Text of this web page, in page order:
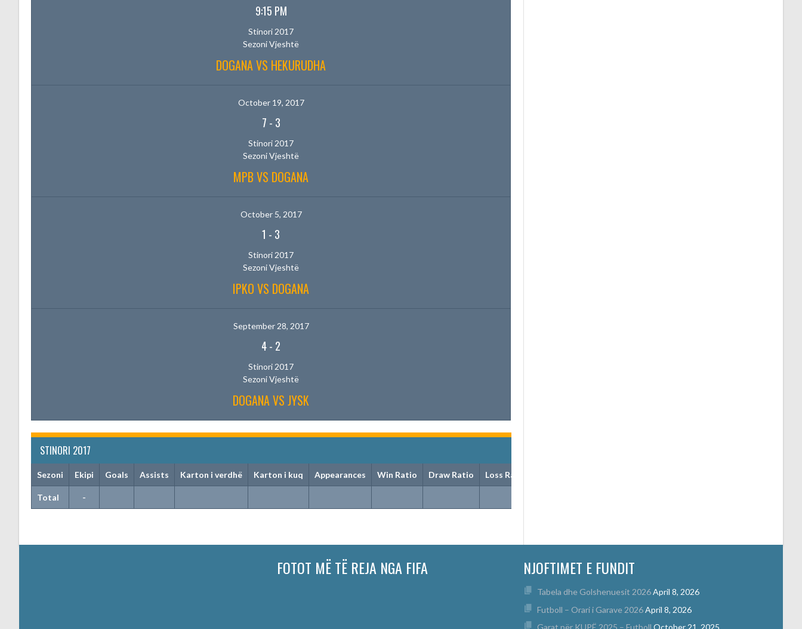
9:15 PM
Stinori 2017
Sezoni Vjeshtë
DOGANA VS HEKURUDHA
October 19, 2017
7 - 3
Stinori 2017
Sezoni Vjeshtë
MPB VS DOGANA
October 5, 2017
1 - 3
Stinori 2017
Sezoni Vjeshtë
IPKO VS DOGANA
September 28, 2017
4- 2
Stinori 2017
Sezoni Vjeshtë
DOGANA VS JYSK
STINORI 2017
Sezoni Ekipi Goals Assists Karton i verdhë Karton i kuq Appearances Win Ratio Draw Ratio Loss Ratio
Total -
FOTOT MË TË REJA NGA FIFA NJOFTIMET E FUNDIT
Tabela dhe Golshenuesit 2026 April 8, 2026
Futboll – Orari i Garave 2026 April 8, 2026